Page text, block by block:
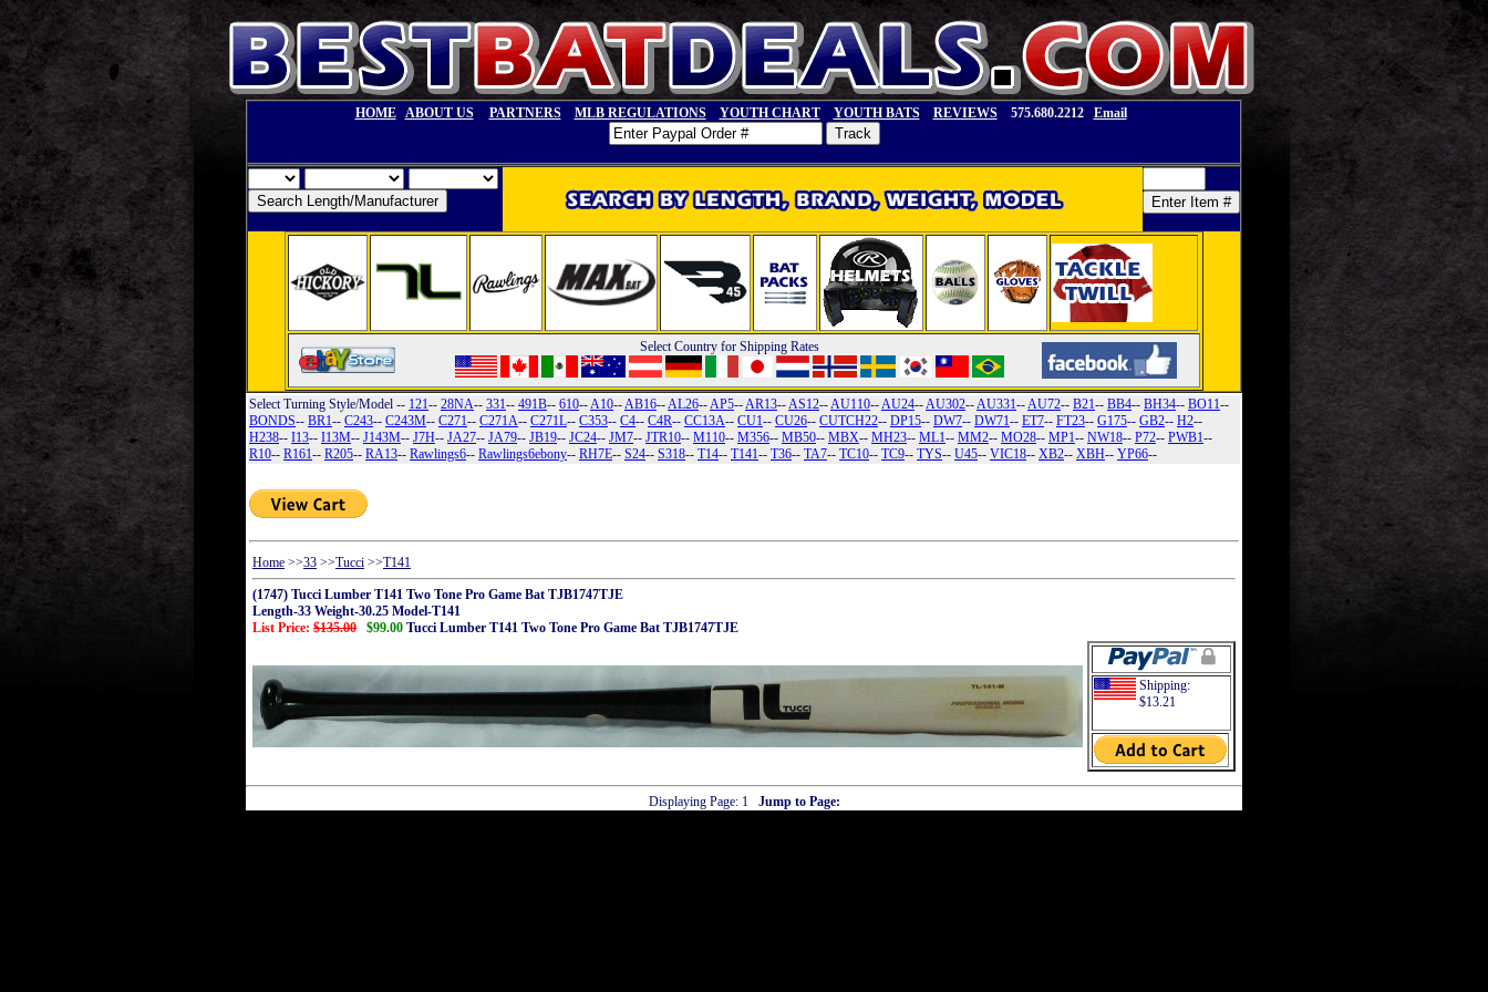
HOME ABOUT US-- PARTNERS MLB REGULATIONS YOUTH CHART YOUTH BATS REVIEWS 575.680.2212 Email
Select Country for Shipping Rates
Select Turning Style/Model -- 121-- 28NA-- 331-- 491B-- 610--A10--AB16--AL26--AP5--AR13--AS12--AU110--AU24--AU302--AU331--AU72-- B21-- BB4-- BH34-- BO11--
BONDS-- BR1-- C243-- C243M-- C271-- C271A-- C271L-- C353-- C4-- C4R-- CC13A-- CU1-- CU26-- CUTCH22-- DP15-- DW7-- DW71-- ET7-- FT23-- G175-- GB2-- H2--
H238-- I13-- I13M-- J143M-- J7H-- JA27-- JA79-- JB19-- JC24-- JM7-- JTR10-- M110-- M356-- MB50-- MBX-- MH23-- ML1-- MM2-- MO28-- MP1-- NW18-- P72-- PWB1--
R10-- R161-- R205-- RA13-- Rawlings6-- Rawlings6ebony-- RH7E-- S24-- S318-- T14-- T141-- T36-- TA7-- TC10-- TC9-- TYS-- U45-- VIC18-- XB2-- XBH-- YP66--
Home >>33 >>Tucci >>T141
(1747) Tucci Lumber T141 Two Tone Pro Game Bat TJB1747TJE
Length-33 Weight-30.25 Model-T141
List Price: $135.00 $99.00 Tucci Lumber T141 Two Tone Pro Game Bat TJB1747TJE
Shipping:
$13.21
Displaying Page:1 Jump to Page: